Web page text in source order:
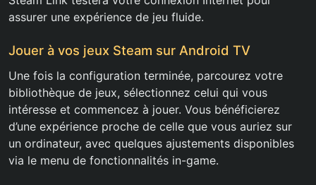
assurer une expérience de jeu fluide.
Jouer à vos jeux Steam sur Android TV
Une fois la configuration terminée, parcourez votre
bibliothèque de jeux, sélectionnez celui qui vous
intéresse et commencez à jouer. Vous bénéficierez
d’une expérience proche de celle que vous auriez sur
un ordinateur, avec quelques ajustements disponibles
via le menu de fonctionnalités in-game.